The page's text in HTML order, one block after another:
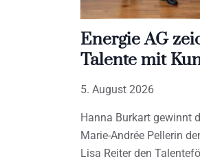
Energie AG
Talente mit
5. August 2026
Hanna Burkart gewinnt
Marie-Andrée Pellerin
Lisa Reiter den